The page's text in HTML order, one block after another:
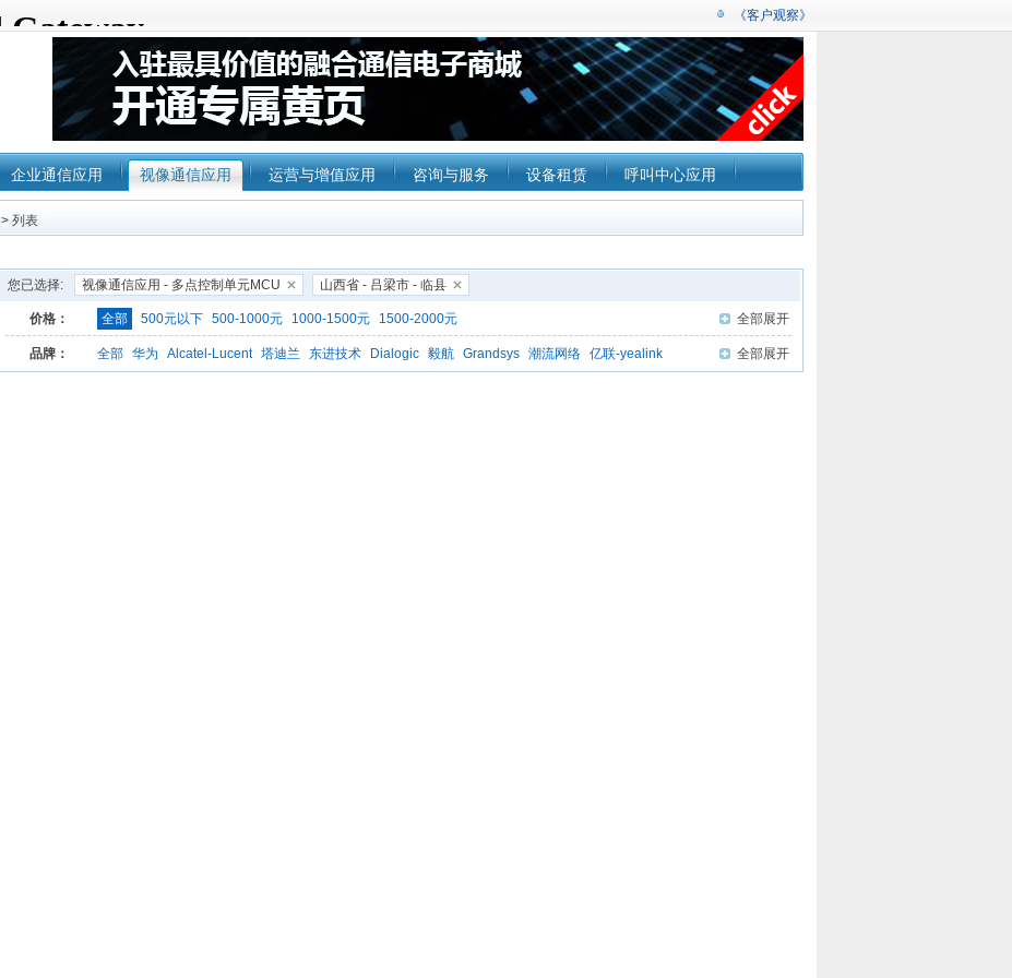
《客户观察》
企业通信应用 视像通信应用 运营与增值应用 咨询与服务 设备租赁 呼叫中心应用
> 列表
您已选择: 视像通信应用 - 多点控制单元MCU 山西省 - 吕梁市 - 临县
价格： 全部展开
全部 500元以下 500-1000元 1000-1500元 1500-2000元
品牌： 全部展开
全部 华为 Alcatel-Lucent 塔迪兰 东进技术 Dialogic 毅航 Grandsys 潮流网络 亿联-yealink